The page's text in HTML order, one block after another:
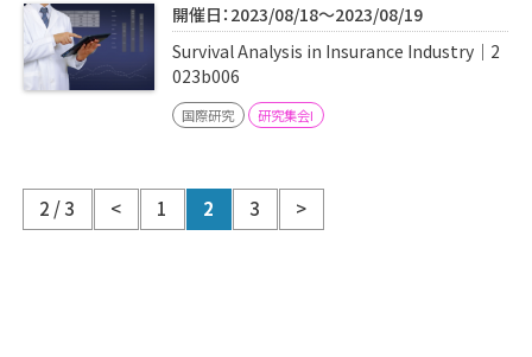
開催日：2023/08/18～2023/08/19
Survival Analysis in Insurance Industry｜2
023b006
国際研究 研究集会I
2 / 3 < 1 2 3 >